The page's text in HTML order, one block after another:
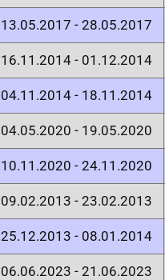
13.05.2017 - 28.05.2017
16.11.2014 - 01.12.2014
04.11.2014 - 18.11.2014
04.05.2020 - 19.05.2020
10.11.2020 - 24.11.2020
09.02.2013 - 23.02.2013
25.12.2013 - 08.01.2014
06.06.2023 - 21.06.2023